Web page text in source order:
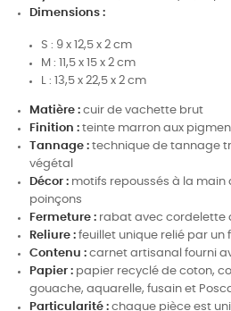
Dimensions :
S : 9 x 12,5 x 2 cm
M : 11,5 x 15 x 2 cm
L : 13,5 x 22,5 x 2 cm
Matière : cuir de vachette brut
Finition : teinte marron aux
Tannage : technique de tannage
végétal
Décor : motifs repoussés à la main
poinçons
Fermeture : rabat avec cordelette
Reliure : feuillet unique relié par un
Contenu : carnet artisanal fourni
Papier : papier recyclé de coton,
gouache, aquarelle, fusain et
Particularité : chaque pièce est